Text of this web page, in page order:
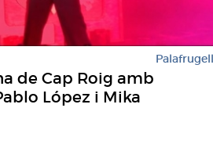
Palafrugell
de Cap Roig amb
López i Mika